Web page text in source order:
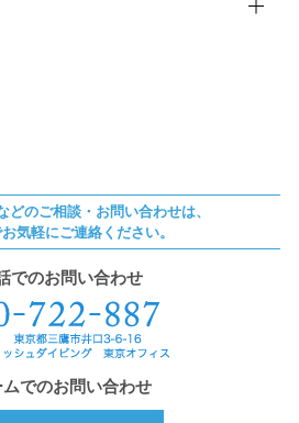
どのご相談・お問い合わせは、
気軽にご連絡ください。
でのお問い合わせ
ムでのお問い合わせ